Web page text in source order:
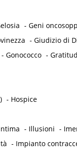
- Geni
- Giudizio di
- Gonococco -
- Hospice
- Illusioni -
- Impianto